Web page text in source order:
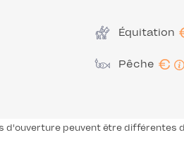
Équitation
Pêche €
d'ouverture peuvent être différentes